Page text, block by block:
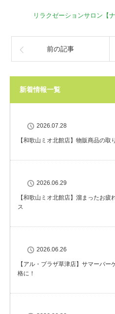
リラクゼーションサロン【
前の記事
新着情報一覧
2026.07.28
【和歌山ミオ北館店】物販商品の取
2026.06.29
【和歌山ミオ北館店】溜まったお
ス
2026.06.26
【アル・プラザ草津店】サマーバ
格に！